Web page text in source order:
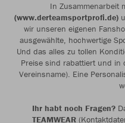
In Zusammenarbeit
(www.derteamsportprofi.de)
wir unseren eigenen
ausgewählte, hochwertige
Und das alles zu tollen
Preise sind rabattiert und in
Vereinsname). Eine
Ihr habt noch Fragen?
TEAMWEAR